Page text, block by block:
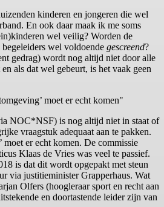
kinderen en jongeren die wel
En ook daar maak ik me soms
wel veilig? Worden de
begeleiders wel voldoende gescreend?
gedrag) wordt nog altijd niet door alle
als dat wel gebeurt, is het vaak geen
moet er echt komen"
NOC*NSF) is nog altijd niet in staat of
vraagstuk adequaat aan te pakken.
moet er echt komen. De commissie
Klaas de Vries was veel te passief.
is dat dit wordt opgepakt met steun
via justitieminister Grapperhaus. Wat
Olfers (hoogleraar sport en recht aan
en doortastende leider zijn van